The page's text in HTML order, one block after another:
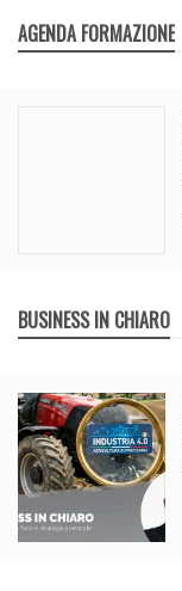
AGENDA FORMAZIONE
BUSINESS IN CHIARO